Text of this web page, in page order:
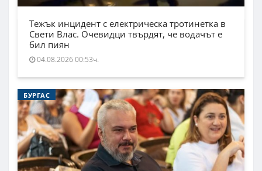
Тежък инцидент с електрическа тротинетка в
Свети Влас. Очевидци твърдят, че водачът е
бил пиян
04.08.2026 00:53ч.
БУРГАС